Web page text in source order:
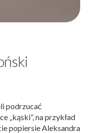
podrzucać
„kąski”, na przykład
popiersie Aleksandra